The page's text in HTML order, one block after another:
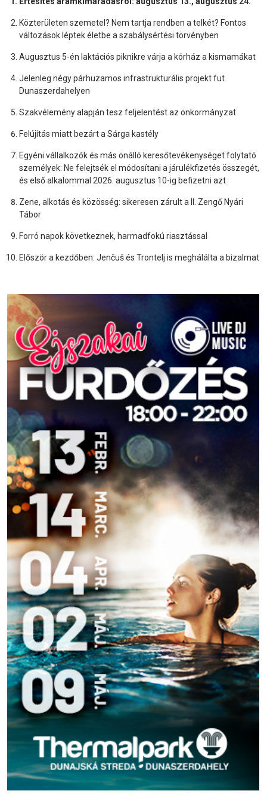
Közterületen szemetel? Nem tartja rendben a telkét? Fontos
változások léptek életbe a szabálysértési törvényben
Augusztus 5-én laktációs piknikre várja a kórház a kismamákat
Jelenleg négy párhuzamos infrastrukturális projekt fut
Dunaszerdahelyen
Szakvélemény alapján tesz feljelentést az önkormányzat
Felújítás miatt bezárt a Sárga kastély
Egyéni vállalkozók és más önálló keresőtevékenységet folytató
személyek: Ne felejtsék el módosítani a járulékfizetés összegét,
és első alkalommal 2026. augusztus 10-ig befizetni azt
Zene, alkotás és közösség: sikeresen zárult a II. Zengő Nyári
Tábor
Forró napok következnek, harmadfokú riasztással
Először a kezdőben: Jenčuš és Trontelj is meghálálta a bizalmat